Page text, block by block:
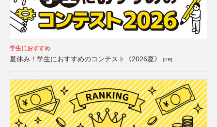
学生におすすめ
夏休み！学生におすすめのコンテスト《2026夏》 [PR]